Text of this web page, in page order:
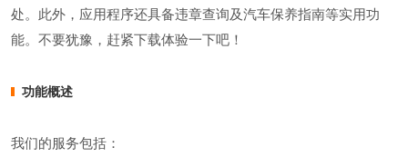
处。此外，应用程序还具备违章查询及汽车保养指南等实用功
能。不要犹豫，赶紧下载体验一下吧！
功能概述
我们的服务包括：